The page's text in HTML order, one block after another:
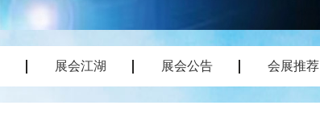
展会江湖 展会公告 会展推荐